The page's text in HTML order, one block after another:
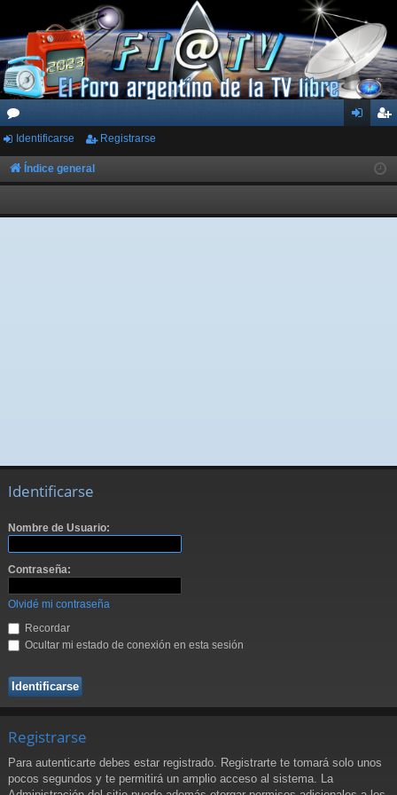
or
os
ar
ist
rs
Identificarse Registrarse
Índice general
Identificarse
Nombre de Usuario:
Contraseña:
Olvidé mi contraseña
Recordar
Ocultar mi estado de conexión en esta sesión
Registrarse
Para autenticarte debes estar registrado. Registrarte te tomará solo unos
pocos segundos y te permitirá un amplio acceso al sistema. La